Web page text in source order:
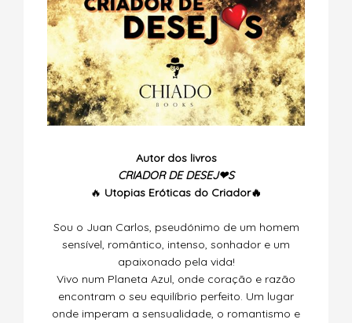
Autor dos livros
CRIADOR DE DESEJ❤S
🔥 Utopias Eróticas do Criador🔥
Sou o Juan Carlos, pseudónimo de um homem
sensível, romântico, intenso, sonhador e um
apaixonado pela vida!
Vivo num Planeta Azul, onde coração e razão
encontram o seu equilíbrio perfeito. Um lugar
onde imperam a sensualidade, o romantismo e